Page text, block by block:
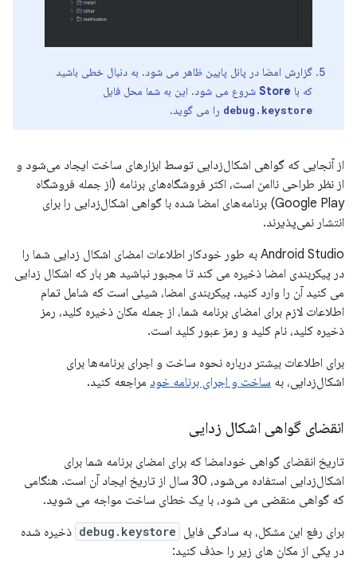
گزارش امضا در پانل پایین ظاهر می شود. به دنبال خطی باشید
که با Store شروع می شود. این به شما محل فایل
debug.keystore را می گوید.
از آنجایی که گواهی اشکال‌زدایی توسط ابزارهای ساخت ایجاد می‌شود و
از نظر طراحی ناامن است، اکثر فروشگاه‌های برنامه (از جمله فروشگاه
Google Play) برنامه‌های امضا شده با گواهی اشکال‌زدایی را برای
انتشار نمی‌پذیرند.
Android Studio به طور خودکار اطلاعات امضای اشکال زدایی شما را
در پیکربندی امضا ذخیره می کند تا مجبور نباشید هر بار که اشکال زدایی
می کنید آن را وارد کنید. پیکربندی امضا، شیئی است که شامل تمام
اطلاعات لازم برای امضای برنامه شما، از جمله مکان ذخیره کلید، رمز
ذخیره کلید، نام کلید و رمز عبور کلید است.
برای اطلاعات بیشتر درباره نحوه ساخت و اجرای برنامه‌ها برای
اشکال‌زدایی، به ساخت و اجرای برنامه خود مراجعه کنید.
انقضای گواهی اشکال زدایی
تاریخ انقضای گواهی خودامضا که برای امضای برنامه شما برای
اشکال‌زدایی استفاده می‌شود، 30 سال از تاریخ ایجاد آن است. هنگامی
که گواهی منقضی می شود، با یک خطای ساخت مواجه می شوید.
برای رفع این مشکل، به سادگی فایل debug.keystore ذخیره شده
در یکی از مکان های زیر را حذف کنید: